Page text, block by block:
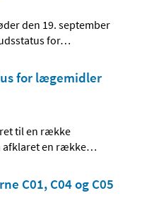
den 19. september
for…
for lægemidler
til en række
afklaret en række…
C01, C04 og C05